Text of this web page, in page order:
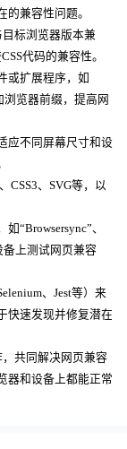
兼容性问题。
目标浏览器版本兼
代码的兼容性。
扩展程序，如
浏览器前缀，提高网
应不同屏幕尺寸和设
CSS3、SVG等，以
“Browsersync”、
备上测试网页兼容
、Jest等）来
快速发现并修复潜在
共同解决网页兼容
器和设备上都能正常